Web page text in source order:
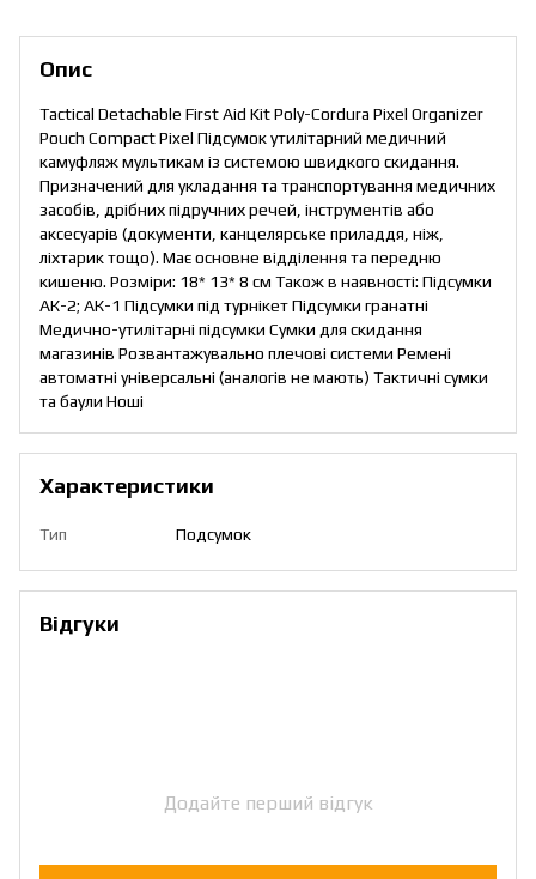
Опис
Tactical Detachable First Aid Kit Poly-Cordura Pixel Organizer
Pouch Compact Pixel Підсумок утилітарний медичний
камуфляж мультикам із системою швидкого скидання.
Призначений для укладання та транспортування медичних
засобів, дрібних підручних речей, інструментів або
аксесуарів (документи, канцелярське приладдя, ніж,
ліхтарик тощо). Має основне відділення та передню
кишеню. Розміри: 18* 13* 8 см Також в наявності: Підсумки
АК-2; АК-1 Підсумки під турнікет Підсумки гранатні
Медично-утилітарні підсумки Сумки для скидання
магазинів Розвантажувально плечові системи Ремені
автоматні універсальні (аналогів не мають) Тактичні сумки
та баули Ноші
Характеристики
Тип Подсумок
Відгуки
Додайте перший відгук